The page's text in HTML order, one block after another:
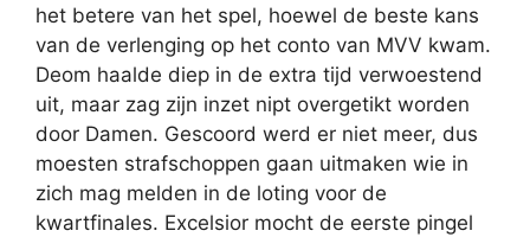
het betere van het spel, hoewel de beste kans
van de verlenging op het conto van MVV kwam.
Deom haalde diep in de extra tijd verwoestend
uit, maar zag zijn inzet nipt overgetikt worden
door Damen. Gescoord werd er niet meer, dus
moesten strafschoppen gaan uitmaken wie in
zich mag melden in de loting voor de
kwartfinales. Excelsior mocht de eerste pingel